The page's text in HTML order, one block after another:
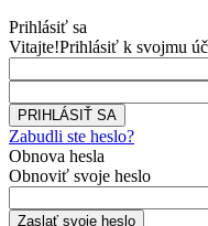
Prihlásiť sa
Vitajte!Prihlásiť k svojmu
Zabudli ste heslo?
Obnova hesla
Obnoviť svoje heslo